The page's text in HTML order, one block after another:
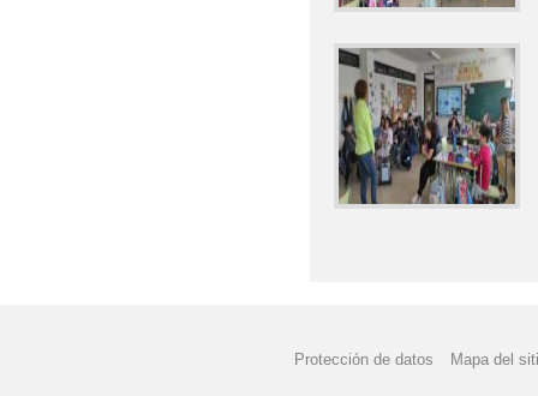
Protección de datos Mapa del